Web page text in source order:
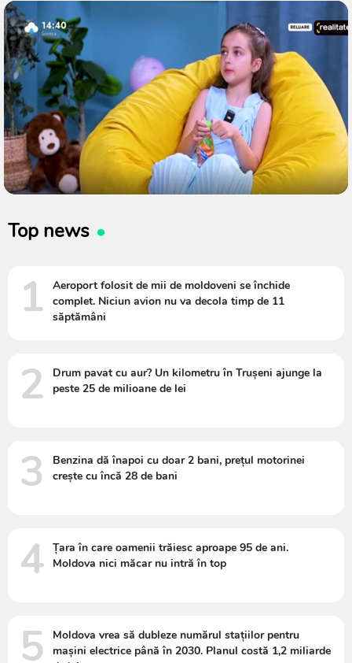
Top news
1
Aeroport folosit de mii de moldoveni se închide
complet. Niciun avion nu va decola timp de 11
săptămâni
2
Drum pavat cu aur? Un kilometru în Trușeni ajunge la
peste 25 de milioane de lei
3
Benzina dă înapoi cu doar 2 bani, prețul motorinei
crește cu încă 28 de bani
4 Țara în care oamenii trăiesc aproape 95 de ani.
Moldova nici măcar nu intră în top
5
Moldova vrea să dubleze numărul stațiilor pentru
mașini electrice până în 2030. Planul costă 1,2 miliarde